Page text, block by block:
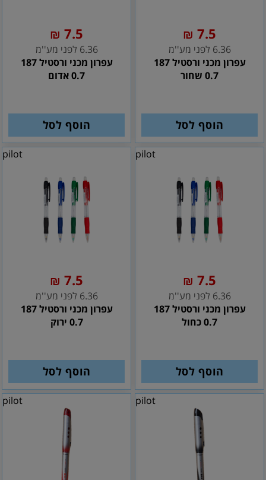
7.5
₪
6.36 לפני מע''מ
עפרון מכני ורסטיל 187
0.7 שחור
הוסף לסל
7.5
₪
6.36 לפני מע''מ
עפרון מכני ורסטיל 187
0.7 אדום
הוסף לסל
pilot
7.5
₪
6.36 לפני מע''מ
עפרון מכני ורסטיל 187
0.7 כחול
הוסף לסל
pilot
7.5
₪
6.36 לפני מע''מ
עפרון מכני ורסטיל 187
0.7 ירוק
הוסף לסל
pilot
pilot